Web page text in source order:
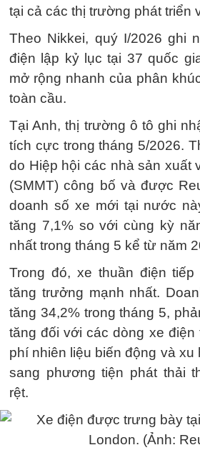
tại cả các thị trường phát triển
Theo Nikkei, quý I/2026 ghi
điện lập kỷ lục tại 37 quốc
mở rộng nhanh của phân
toàn cầu.
Tại Anh, thị trường ô tô ghi
tích cực trong tháng 5/2026.
do Hiệp hội các nhà sản xuất
(SMMT) công bố và được
doanh số xe mới tại nước
tăng 7,1% so với cùng kỳ
nhất trong tháng 5 kể từ năm
Trong đó, xe thuần điện
tăng trưởng mạnh nhất.
tăng 34,2% trong tháng 5,
tăng đối với các dòng xe điện
phí nhiên liệu biến động và
sang phương tiện phát thải
rệt.